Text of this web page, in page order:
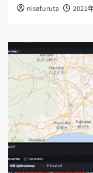
nisefuruta 2021